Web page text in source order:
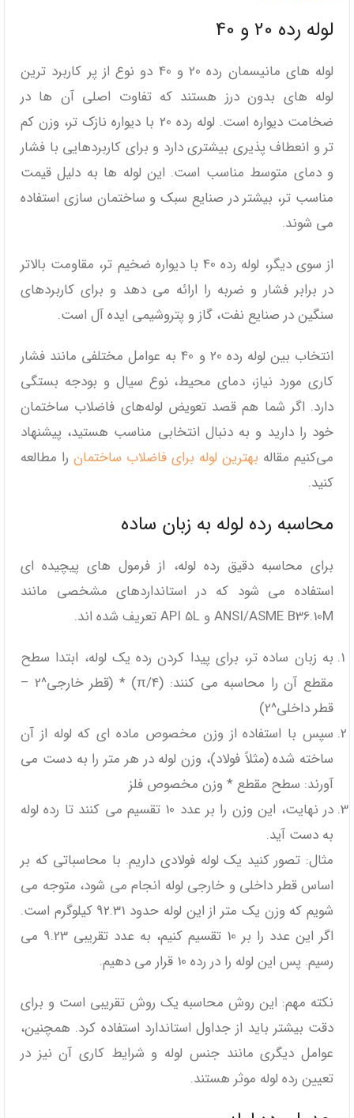
لوله رده 20 و 40
لوله ‌های مانیسمان رده 20 و 40 دو نوع از پر کاربرد ترین
لوله‌ های بدون درز هستند که تفاوت اصلی آن‌ ها در
ضخامت دیواره است. لوله رده 20 با دیواره نازک ‌تر، وزن کم
تر و انعطاف ‌پذیری بیشتری دارد و برای کاربردهایی با فشار
و دمای متوسط مناسب است. این لوله‌ ها به دلیل قیمت
مناسب ‌تر، بیشتر در صنایع سبک و ساختمان‌ سازی استفاده
می‌ شوند.
از سوی دیگر، لوله رده 40 با دیواره ضخیم ‌تر، مقاومت بالاتر
در برابر فشار و ضربه را ارائه می‌ دهد و برای کاربردهای
سنگین در صنایع نفت، گاز و پتروشیمی ایده ‌آل است.
انتخاب بین لوله رده 20 و 40 به عوامل مختلفی مانند فشار
کاری مورد نیاز، دمای محیط، نوع سیال و بودجه بستگی
دارد. اگر شما هم قصد تعویض لوله‌های فاضلاب ساختمان
خود را دارید و به دنبال انتخابی مناسب هستید، پیشنهاد
می‌کنیم مقاله بهترین لوله برای فاضلاب ساختمان را مطالعه
کنید.
محاسبه رده لوله به زبان ساده
برای محاسبه دقیق رده لوله، از فرمول ‌های پیچیده‌ ای
استفاده می ‌شود که در استانداردهای مشخصی مانند
ANSI/ASME B36.10M و API 5L تعریف شده ‌اند.
به زبان ساده ‌تر، برای پیدا کردن رده یک لوله، ابتدا سطح
مقطع آن را محاسبه می ‌کنند: (π/4) * (قطر خارجی^2 –
قطر داخلی^2)
سپس با استفاده از وزن مخصوص ماده ‌ای که لوله از آن
ساخته شده (مثلاً فولاد)، وزن لوله در هر متر را به دست می
‌آورند: سطح مقطع * وزن مخصوص فلز
در نهایت، این وزن را بر عدد 10 تقسیم می ‌کنند تا رده لوله
به دست آید.
مثال: تصور کنید یک لوله فولادی داریم. با محاسباتی که بر
اساس قطر داخلی و خارجی لوله انجام می ‌شود، متوجه می
‌شویم که وزن یک متر از این لوله حدود 92.31 کیلوگرم است.
اگر این عدد را بر 10 تقسیم کنیم، به عدد تقریبی 9.23 می
‌رسیم. پس این لوله را در رده 10 قرار می ‌دهیم.
نکته مهم: این روش محاسبه یک روش تقریبی است و برای
دقت بیشتر باید از جداول استاندارد استفاده کرد. همچنین،
عوامل دیگری مانند جنس لوله و شرایط کاری آن نیز در
تعیین رده لوله موثر هستند.